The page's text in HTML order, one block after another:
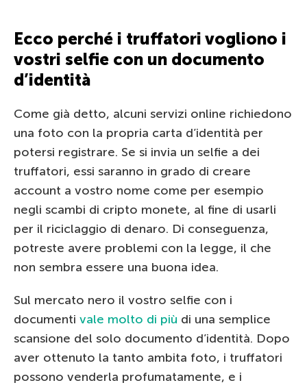
Ecco perché i truffatori vogliono i
vostri selfie con un documento
d’identità
Come già detto, alcuni servizi online richiedono
una foto con la propria carta d’identità per
potersi registrare. Se si invia un selfie a dei
truffatori, essi saranno in grado di creare
account a vostro nome come per esempio
negli scambi di cripto monete, al fine di usarli
per il riciclaggio di denaro. Di conseguenza,
potreste avere problemi con la legge, il che
non sembra essere una buona idea.
Sul mercato nero il vostro selfie con i
documenti vale molto di più di una semplice
scansione del solo documento d’identità. Dopo
aver ottenuto la tanto ambita foto, i truffatori
possono venderla profumatamente, e i